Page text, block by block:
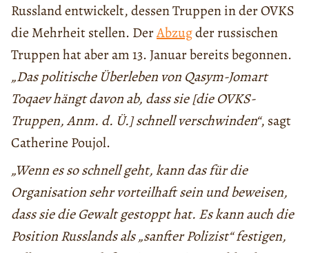
Russland entwickelt, dessen Truppen in der OVKS
die Mehrheit stellen. DerAbzugder russischen
Truppen hat aber am 13. Januar bereits begonnen.
„Das politische Überleben von Qasym-Jomart
Toqaev hängt davon ab, dass sie [die OVKS-
Truppen, Anm. d. Ü.] schnell verschwinden“, sagt
Catherine Poujol.
„Wenn es so schnell geht, kann das für die
Organisation sehr vorteilhaft sein und beweisen,
dass sie die Gewalt gestoppt hat. Es kann auch die
Position Russlands als „sanfter Polizist“ festigen,